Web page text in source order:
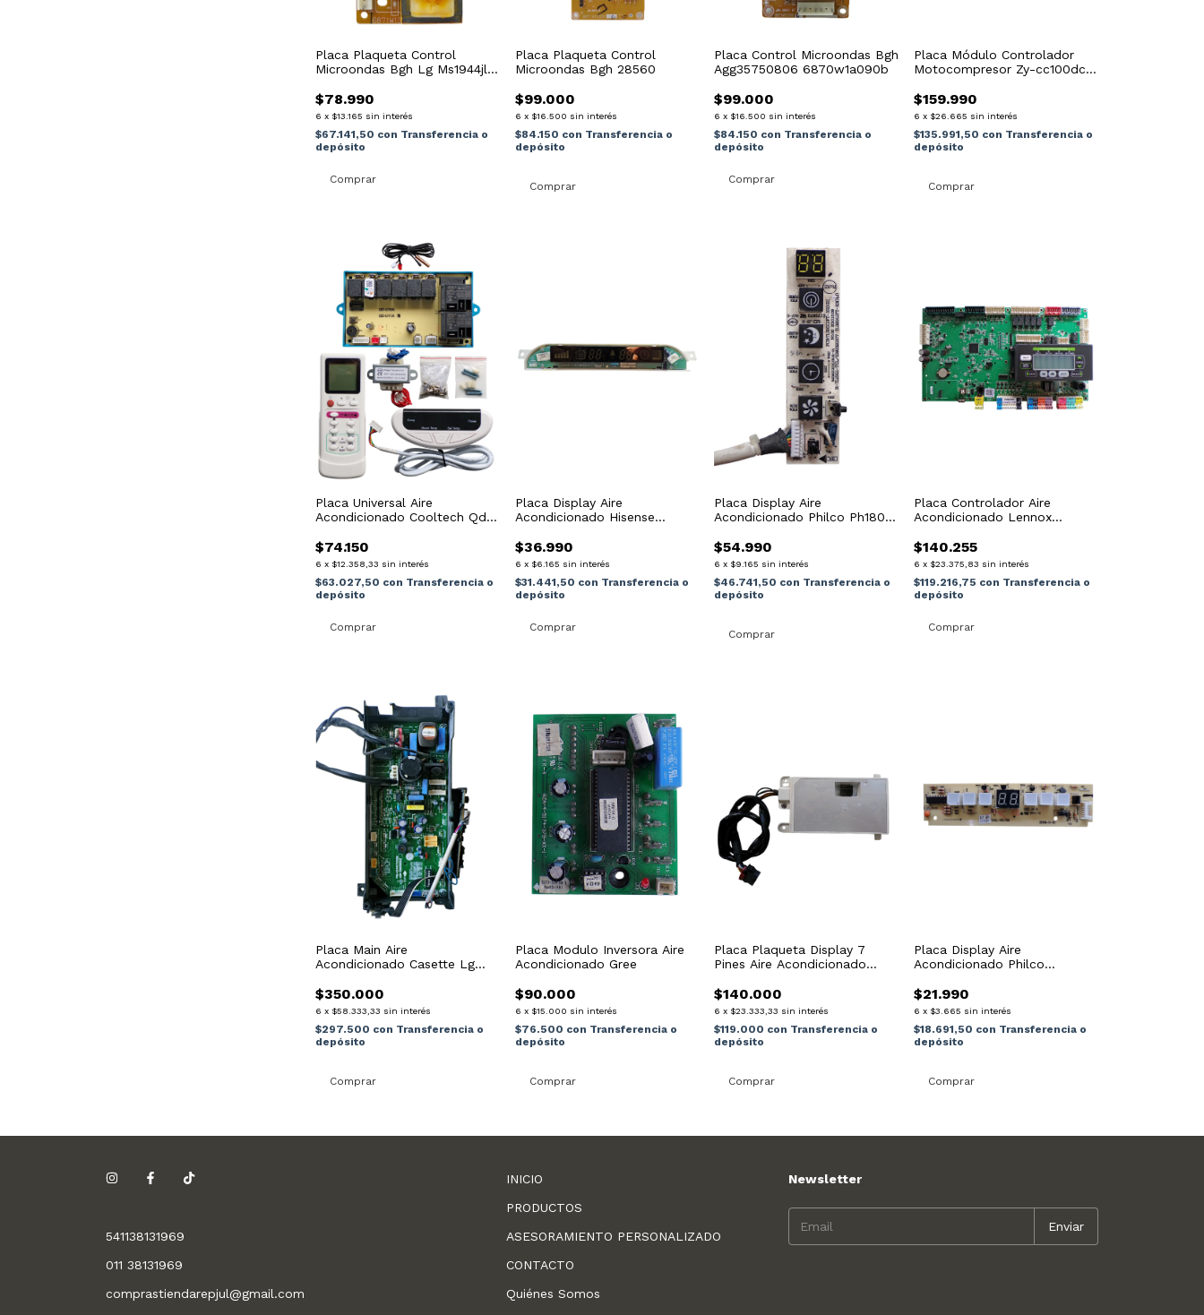
Placa Plaqueta Control
Microondas Bgh Lg Ms1944jl
$78.990
6 x $13.165 sin interés
$67.141,50 con Transferencia o
depósito
Placa Plaqueta Control
Microondas Bgh 28560
$99.000
6 x $16.500 sin interés
$84.150 con Transferencia o
depósito
Placa Control Microondas Bgh
Agg35750806 6870w1a090b
$99.000
6 x $16.500 sin interés
$84.150 con Transferencia o
depósito
Placa Módulo Controlador
Motocompresor Zy-cc100dc12
$159.990
6 x $26.665 sin interés
$135.991,50 con Transferencia o
depósito
Placa Universal Aire
Acondicionado Cooltech Qd-
$74.150
6 x $12.358,33 sin interés
$63.027,50 con Transferencia o
depósito
Placa Display Aire
Acondicionado Hisense
$36.990
6 x $6.165 sin interés
$31.441,50 con Transferencia o
depósito
Placa Display Aire
Acondicionado Philco Ph1800
$54.990
6 x $9.165 sin interés
$46.741,50 con Transferencia o
depósito
Placa Controlador Aire
Acondicionado Lennox
$140.255
6 x $23.375,83 sin interés
$119.216,75 con Transferencia o
depósito
Placa Main Aire
Acondicionado Casette Lg
$350.000
6 x $58.333,33 sin interés
$297.500 con Transferencia o
depósito
Placa Modulo Inversora Aire
Acondicionado Gree
$90.000
6 x $15.000 sin interés
$76.500 con Transferencia o
depósito
Placa Plaqueta Display 7
Pines Aire Acondicionado
$140.000
6 x $23.333,33 sin interés
$119.000 con Transferencia o
depósito
Placa Display Aire
Acondicionado Philco
$21.990
6 x $3.665 sin interés
$18.691,50 con Transferencia o
depósito
541138131969
011 38131969
comprastiendarepjul@gmail.com
INICIO
PRODUCTOS
ASESORAMIENTO PERSONALIZADO
CONTACTO
Quiénes Somos
Newsletter